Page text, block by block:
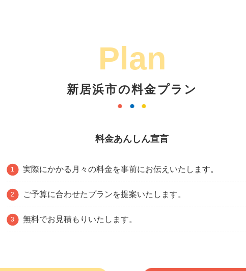
Plan
新居浜市の料金プラン
料金あんしん宣言
実際にかかる月々の料金を事前にお伝えいたします。
ご予算に合わせたプランを提案いたします。
無料でお見積もりいたします。